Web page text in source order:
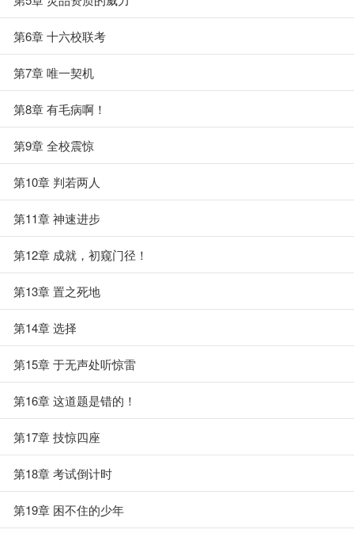
第6章 十六校联考
第7章 唯一契机
第8章 有毛病啊！
第9章 全校震惊
第10章 判若两人
第11章 神速进步
第12章 成就，初窥门径！
第13章 置之死地
第14章 选择
第15章 于无声处听惊雷
第16章 这道题是错的！
第17章 技惊四座
第18章 考试倒计时
第19章 困不住的少年